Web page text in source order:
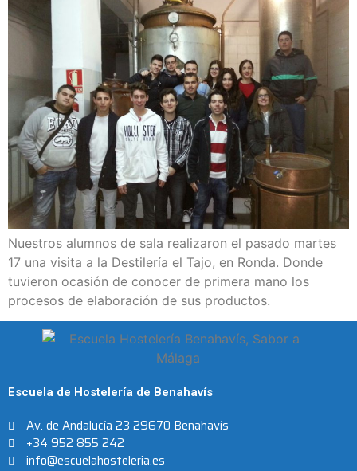
Nuestros alumnos de sala realizaron el pasado martes
17 una visita a la Destilería el Tajo, en Ronda. Donde
tuvieron ocasión de conocer de primera mano los
procesos de elaboración de sus productos.
Escuela de Hostelería de Benahavís
Av. de Andalucía 23 29670 Benahavís
+34 952 855 242
info@escuelahosteleria.es